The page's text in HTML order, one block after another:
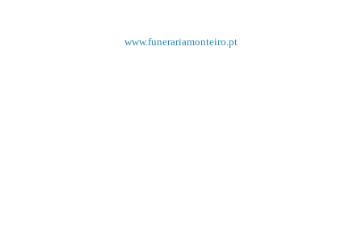
www.funerariamonteiro.pt